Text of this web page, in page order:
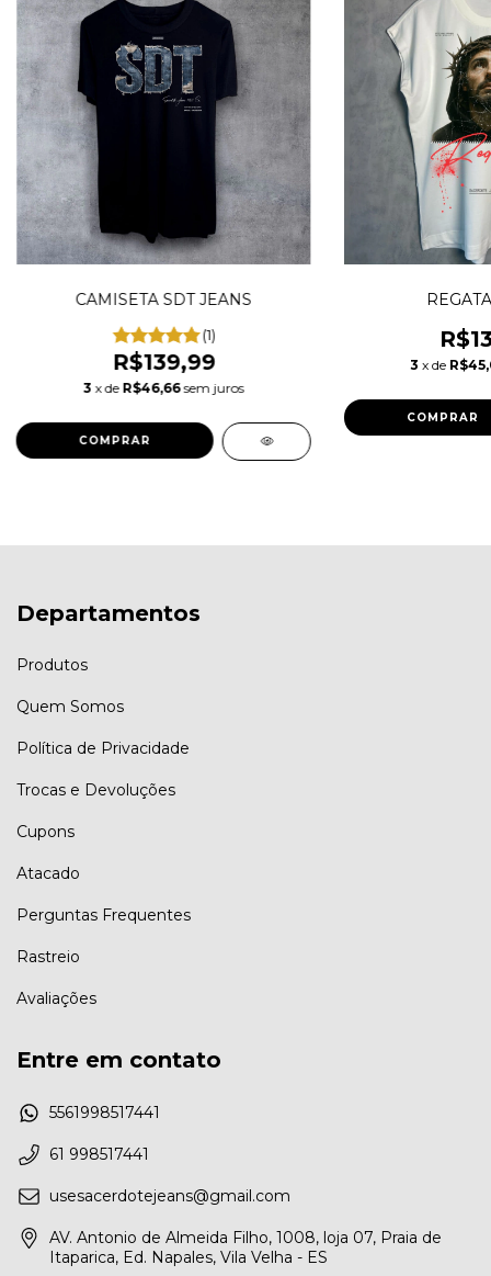
CAMISETA SDT JEANS
(1)
R$139,99
3 x de R$46,66 sem juros
COMPRAR
3 x de
COMPRAR
Departamentos
Produtos
Quem Somos
Política de Privacidade
Trocas e Devoluções
Cupons
Atacado
Perguntas Frequentes
Rastreio
Avaliações
Entre em contato
5561998517441
61 998517441
usesacerdotejeans@gmail.com
AV. Antonio de Almeida Filho, 1008, loja 07, Praia de
Itaparica, Ed. Napales, Vila Velha - ES